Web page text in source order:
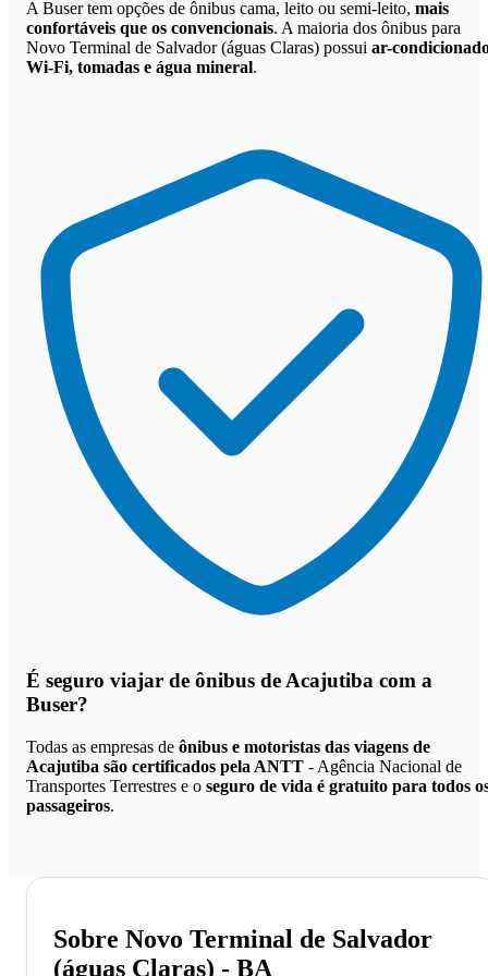
A Buser tem opções de ônibus cama, leito ou semi-leito, mais
confortáveis que os convencionais. A maioria dos ônibus para
Novo Terminal de Salvador (águas Claras) possui ar-
Wi-Fi, tomadas e água mineral.
É seguro viajar de ônibus de Acajutiba com a
Buser?
Todas as empresas de ônibus e motoristas das viagens de
Acajutiba são certificados pela ANTT - Agência Nacional de
Transportes Terrestres e o seguro de vida é gratuito para todos
passageiros.
Sobre Novo Terminal de Salvador
(águas Claras) - BA